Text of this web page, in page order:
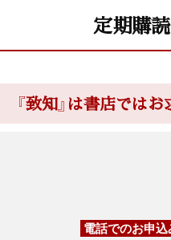
定期購
『致知』は書店では
電話でのお申込